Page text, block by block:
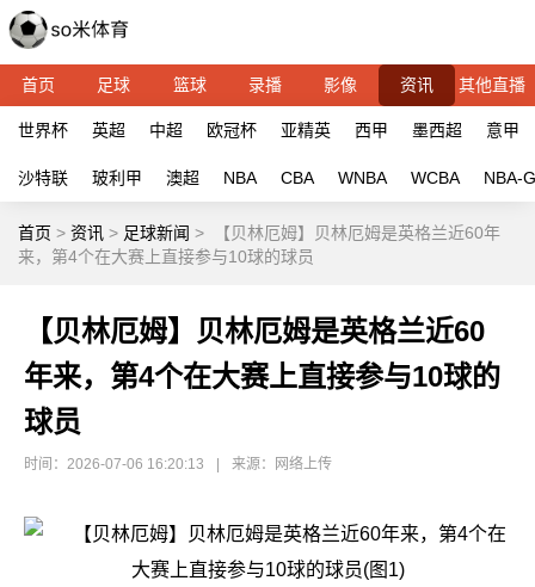
首页 足球 篮球 录播 影像 资讯 其他直播
世界杯 英超 中超 欧冠杯 亚精英 西甲 墨西超 意甲
沙特联 玻利甲 澳超 NBA CBA WNBA WCBA NBA-G
首页 > 资讯 > 足球新闻 >
【贝林厄姆】贝林厄姆是英格兰近60年
来，第4个在大赛上直接参与10球的球员
【贝林厄姆】贝林厄姆是英格兰近60
年来，第4个在大赛上直接参与10球的
球员
时间：2026-07-06 16:20:13 来源：网络上传